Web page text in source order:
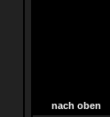
nach oben